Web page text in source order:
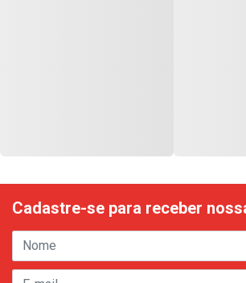
Cadastre-se para receber